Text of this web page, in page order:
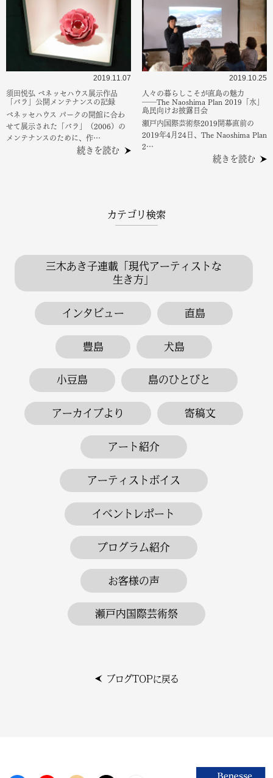
2019.11.07
須田悦弘 ベネッセハウス展示作品
「バラ」公開メンテナンスの記録
ベネッセハウス パークの開館に合わ
せて展示された「バラ」（2006）の
メンテナンスのために、作…
続きを読む
2019.10.25
人々の暮らしこそが直島の魅力
――The Naoshima Plan 2019「水」
島民向けお披露目会
瀬戸内国際芸術祭2019開幕直前の
2019年4月24日、The Naoshima Plan
2…
続きを読む
カテゴリ検索
三木あき子連載「現代アーティストな
生き方」
インタビュー 直島
豊島 犬島
小豆島 島のひとびと
アーカイブより 寄稿文
アート紹介
アーティストボイス
イベントレポート
プログラム紹介
お客様の声
瀬戸内国際芸術祭
ブログTOPに戻る